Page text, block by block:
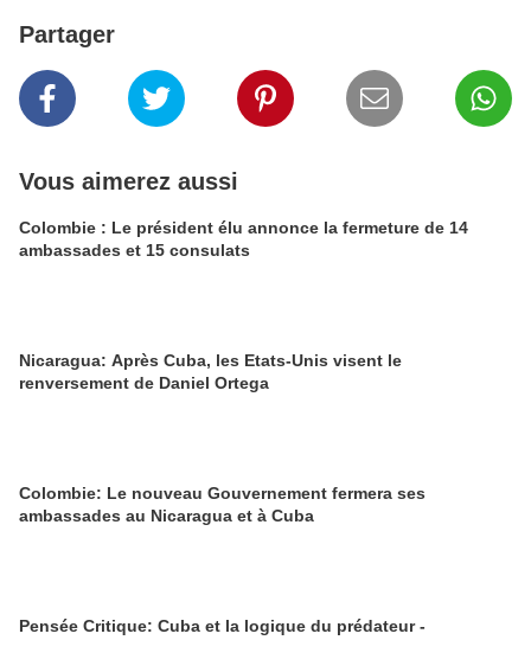
Partager
Vous aimerez aussi
Colombie : Le président élu annonce la fermeture de 14
ambassades et 15 consulats
Nicaragua: Après Cuba, les Etats-Unis visent le
renversement de Daniel Ortega
Colombie: Le nouveau Gouvernement fermera ses
ambassades au Nicaragua et à Cuba
Pensée Critique: Cuba et la logique du prédateur -